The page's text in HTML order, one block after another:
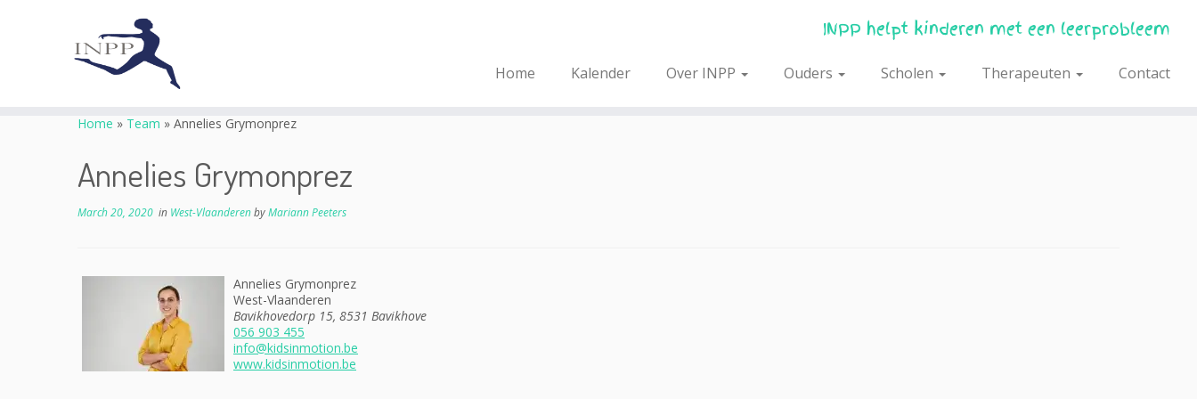
INPP helpt kinderen met een leerprobleem
Home Kalender Over INPP Ouders Scholen Therapeuten Contact
Home » Team » Annelies Grymonprez
Annelies Grymonprez
March 20, 2020 in West-VlaanderenbyMariann Peeters
Annelies Grymonprez
West-Vlaanderen
Bavikhovedorp 15, 8531 Bavikhove
056 903 455
info@kidsinmotion.be
www.kidsinmotion.be